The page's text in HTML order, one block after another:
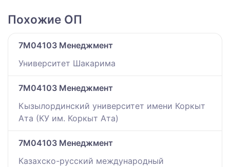
Похожие ОП
7M04103 Менеджмент
Университет Шакарима
7M04103 Менеджмент
Кызылординский университет имени Коркыт
Ата (КУ им. Коркыт Ата)
7M04103 Менеджмент
Казахско-русский международный